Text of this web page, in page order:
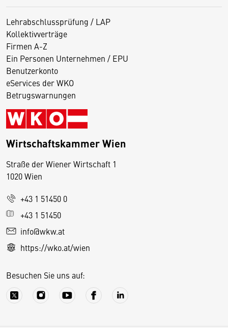
Lehrabschlussprüfung / LAP
Kollektivverträge
Firmen A-Z
Ein Personen Unternehmen / EPU
Benutzerkonto
eServices der WKO
Betrugswarnungen
Wirtschaftskammer Wien
Straße der Wiener Wirtschaft 1
1020 Wien
+43 1 51450 0
+43 1 51450
info@wkw.at
https://wko.at/wien
Besuchen Sie uns auf:
D
e
s
S
e